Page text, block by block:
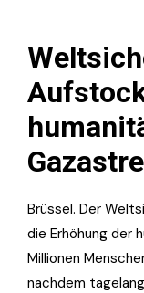
Brüssel. Der
die Erhöhung der
Millionen
nachdem